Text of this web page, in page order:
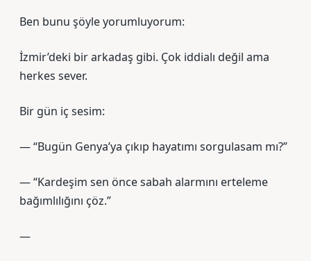
Ben bunu şöyle yorumluyorum:
İzmir’deki bir arkadaş gibi. Çok iddialı değil ama
herkes sever.
Bir gün iç sesim:
— “Bugün Genya’ya çıkıp hayatımı sorgulasam mı?”
— “Kardeşim sen önce sabah alarmını erteleme
bağımlılığını çöz.”
—